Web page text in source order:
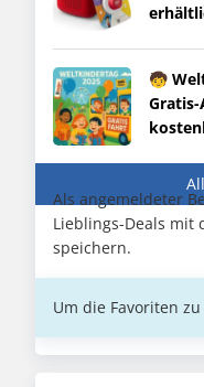
🧒
Als angemeldeter
Lieblings-Deals mit
speichern.
Um die Favoriten